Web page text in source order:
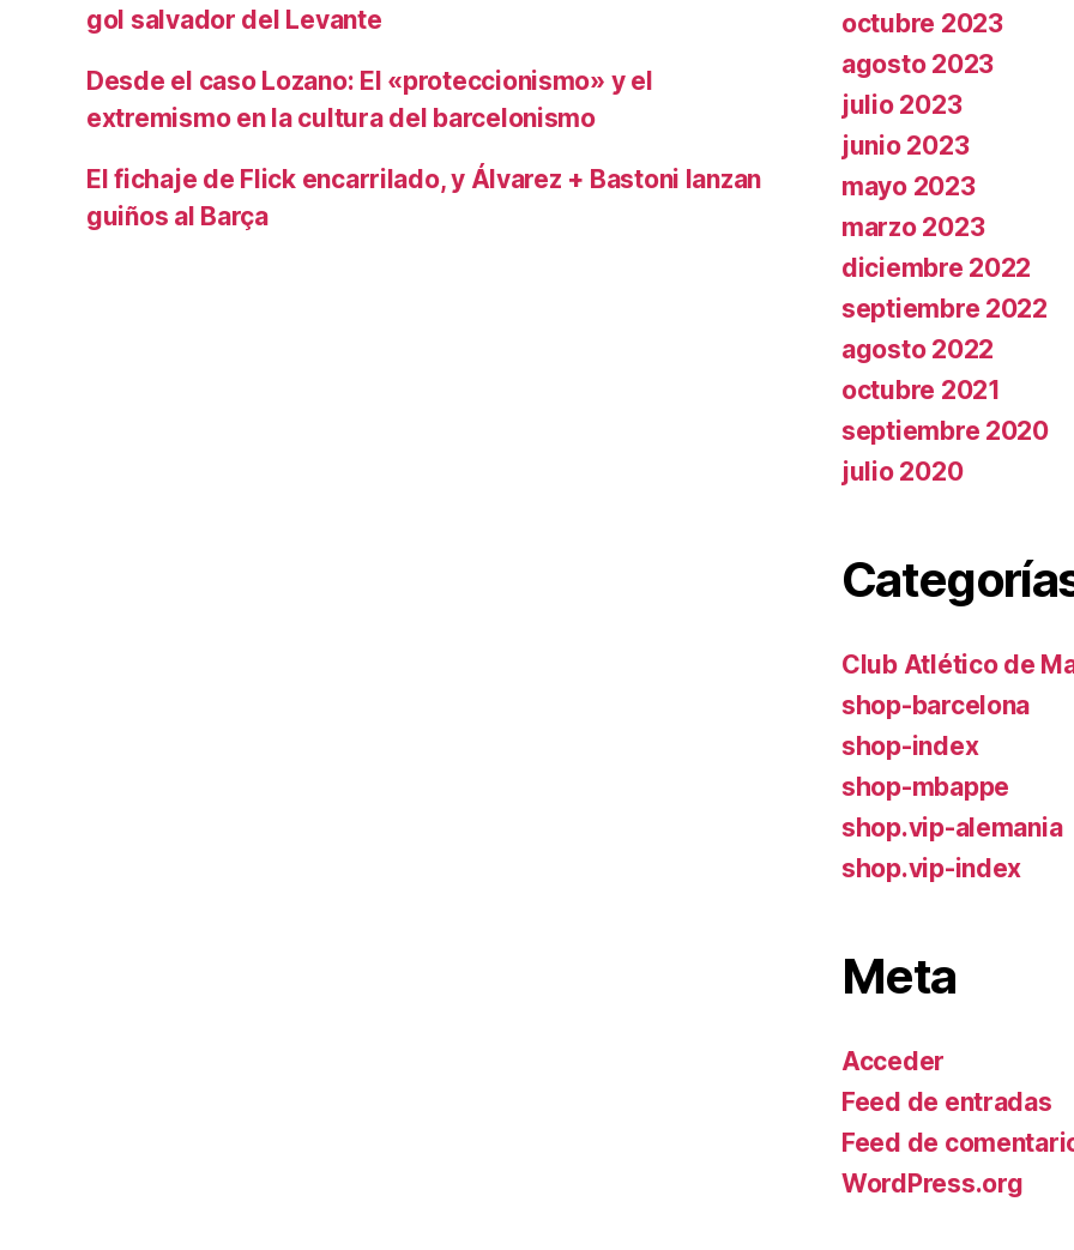
gol salvador del Levante
Desde el caso Lozano: El «proteccionismo» y el
extremismo en la cultura del barcelonismo
El fichaje de Flick encarrilado, y Álvarez + Bastoni lanzan
guiños al Barça
octubre 2023
agosto 2023
julio 2023
junio 2023
mayo 2023
marzo 2023
diciembre 2022
septiembre 2022
agosto 2022
octubre 2021
septiembre 2020
julio 2020
Club Atlético de
shop-barcelona
shop-index
shop-mbappe
shop.vip-alemania
shop.vip-index
Meta
Acceder
Feed de entradas
Feed de
WordPress.org